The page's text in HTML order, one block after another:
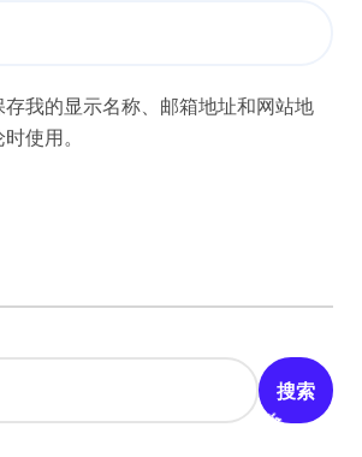
我的显示名称、邮箱地址和网站地
使用。
搜索